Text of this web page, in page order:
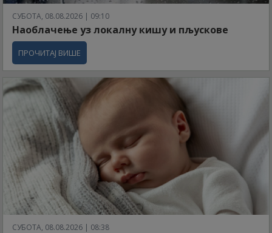
СУБОТА, 08.08.2026 | 09:10
Наоблачење уз локалну кишу и пљускове
ПРОЧИТАЈ ВИШЕ
СУБОТА, 08.08.2026 | 08:38